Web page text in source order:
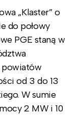
„Klaster” o
do połowy
PGE staną w
powiatów
od 3 do 13
W sumie
2 MW i 10